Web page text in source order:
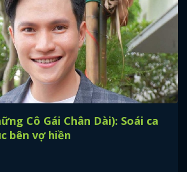
Cô Gái Chân Dài): Soái ca
bên vợ hiền